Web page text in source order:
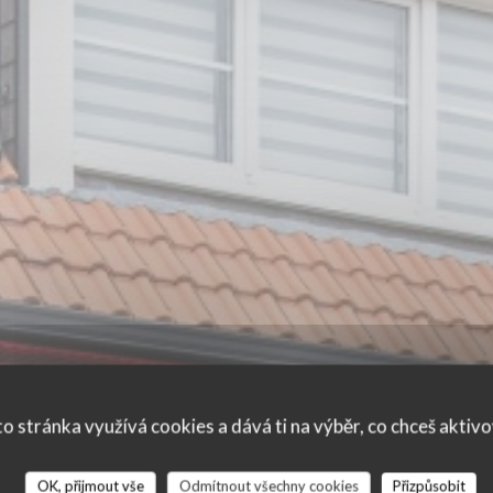
stránka využívá cookies a dává ti na výběr, co chceš
OK, přijmout vše Odmítnout všechny cookies Přizpůsobit